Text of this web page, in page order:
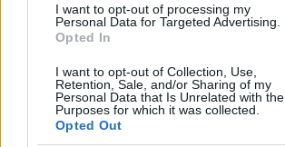
I want to opt-out of processing my
Personal Data for Targeted Advertising.
Opted In
I want to opt-out of Collection, Use,
Retention, Sale, and/or Sharing of my
Personal Data that Is Unrelated with the
Purposes for which it was collected.
Opted Out